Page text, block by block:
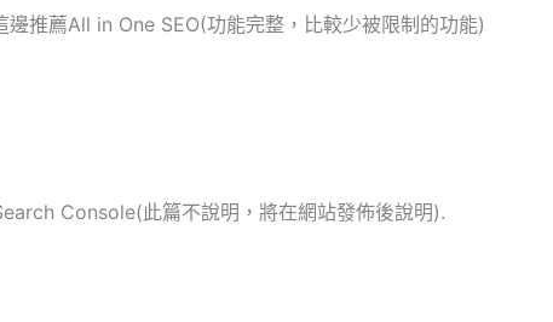
邊推薦All in One SEO(功能完整，比較少被限制的功能)
Console(此篇不說明，將在網站發佈後說明).